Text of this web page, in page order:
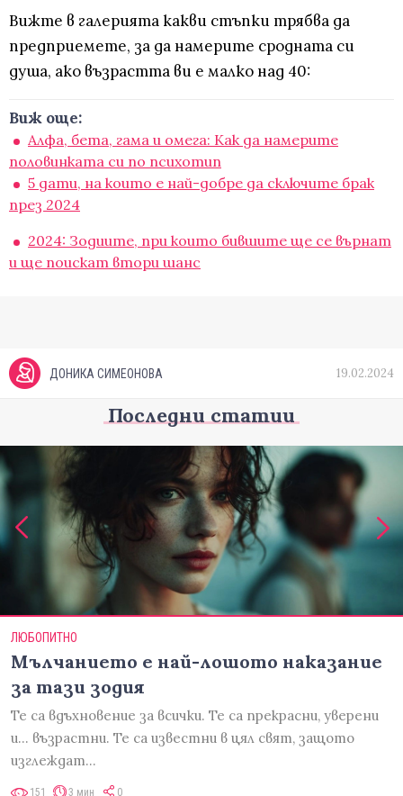
Вижте в галерията какви стъпки трябва да
предприемете, за да намерите сродната си
душа, ако възрастта ви е малко над 40:
Виж още:
Алфа, бета, гама и омега: Как да намерите
половинката си по психотип
5 дати, на които е най-добре да сключите брак
през 2024
2024: Зодиите, при които бившите ще се върнат
и ще поискат втори шанс
ДОНИКА СИМЕОНОВА 19.02.2024
Последни статии
ЛЮБОПИТНО
Мълчанието е най-лошото наказание
за тази зодия
Те са вдъхновение за всички. Те са прекрасни, уверени
и... възрастни. Те са известни в цял свят, защото
изглеждат…
151 3 мин 0